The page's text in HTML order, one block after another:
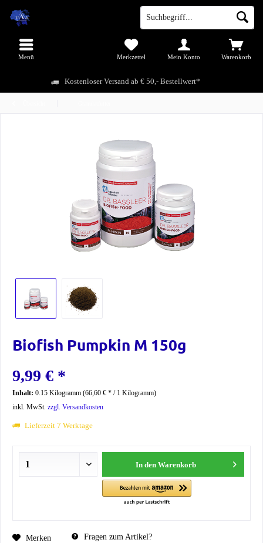
Kostenloser Versand ab € 50,- Bestellwert*
Menü Warenkorb
Merkzettel Mein Konto
Biofish Pumpkin M 150g
9,99 € *
Inhalt: 0.15 Kilogramm (66,60 € * / 1 Kilogramm)
inkl. MwSt. zzgl. Versandkosten
Lieferzeit 7 Werktage
In den Warenkorb
Merken Fragen zum Artikel?